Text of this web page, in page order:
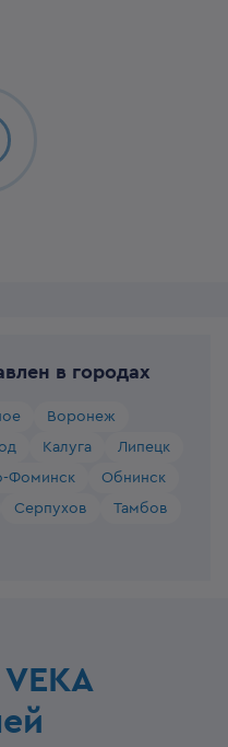
в городах
Воронеж
Калуга
Липецк
Фоминск
Обнинск
Серпухов
Тамбов